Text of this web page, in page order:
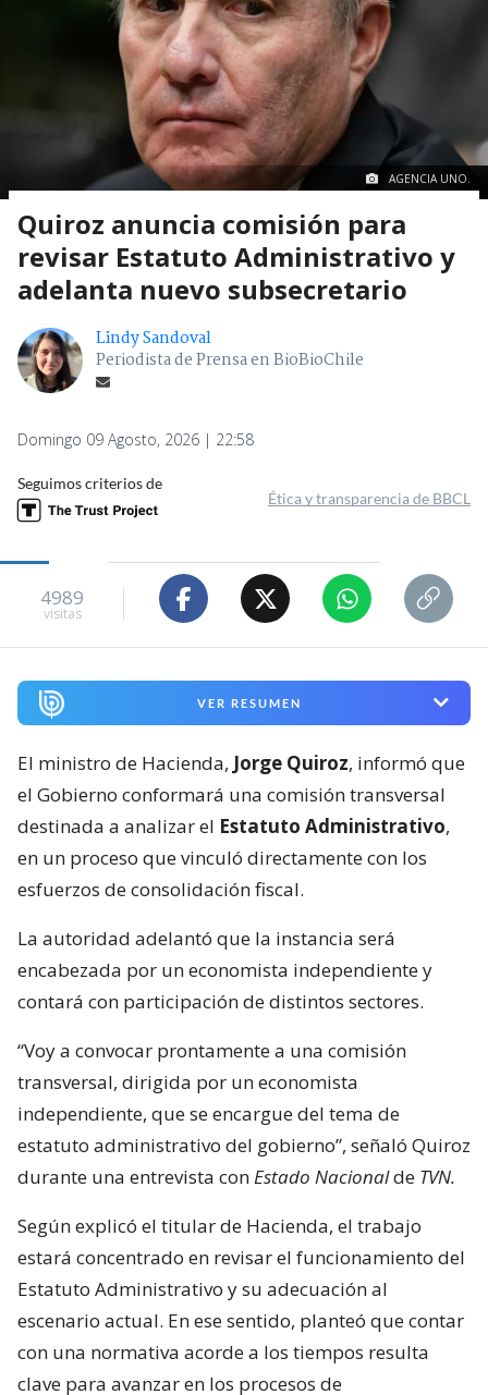
AGENCIA UNO.
Quiroz anuncia comisión para
revisar Estatuto Administrativo y
adelanta nuevo subsecretario
Lindy Sandoval
Periodista de Prensa en BioBioChile
Domingo 09 Agosto, 2026 | 22:58
Seguimos criterios de
Ética y transparencia de BBCL
4989
visitas
VER RESUMEN
El ministro de Hacienda, Jorge Quiroz, informó que
el Gobierno conformará una comisión transversal
destinada a analizar el Estatuto Administrativo,
en un proceso que vinculó directamente con los
esfuerzos de consolidación fiscal.
La autoridad adelantó que la instancia será
encabezada por un economista independiente y
contará con participación de distintos sectores.
“Voy a convocar prontamente a una comisión
transversal, dirigida por un economista
independiente, que se encargue del tema de
estatuto administrativo del gobierno”, señaló Quiroz
durante una entrevista conEstado Nacionalde TVN.
Según explicó el titular de Hacienda, el trabajo
estará concentrado en revisar el funcionamiento del
Estatuto Administrativo y su adecuación al
escenario actual. En ese sentido, planteó que contar
con una normativa acorde a los tiempos resulta
clave para avanzar en los procesos de